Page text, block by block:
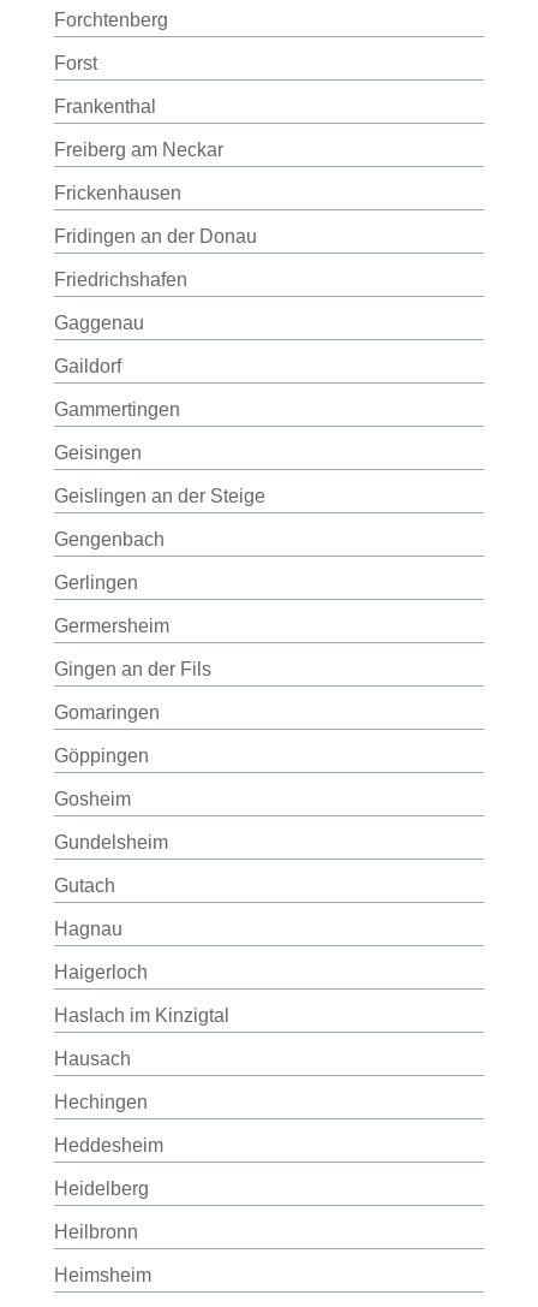
Forchtenberg
Forst
Frankenthal
Freiberg am Neckar
Frickenhausen
Fridingen an der Donau
Friedrichshafen
Gaggenau
Gaildorf
Gammertingen
Geisingen
Geislingen an der Steige
Gengenbach
Gerlingen
Germersheim
Gingen an der Fils
Gomaringen
Göppingen
Gosheim
Gundelsheim
Gutach
Hagnau
Haigerloch
Haslach im Kinzigtal
Hausach
Hechingen
Heddesheim
Heidelberg
Heilbronn
Heimsheim